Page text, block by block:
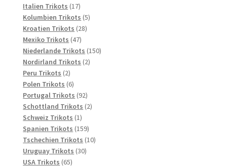
Italien Trikots 1717
Produkte
Kolumbien Trikots 55
Kroatien Trikots 2828
Mexiko Trikots 4747
Produkte
Niederlande Trikots 150150
Nordirland Trikots 22
Peru Trikots 22
Produkte
Polen Trikots 66
Produkte
Portugal Trikots 9292
Produkte
Schottland Trikots 22
Schweiz Trikots 11
Produkt
Spanien Trikots 159159
Produkte
Tschechien Trikots 1010
Uruguay Trikots 3030
USA Trikots 6565